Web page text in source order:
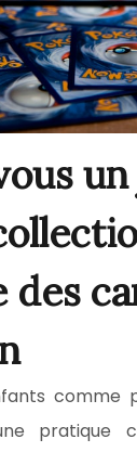
des
comme
pratique